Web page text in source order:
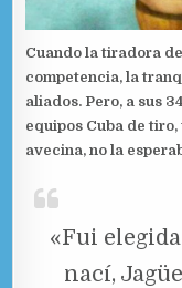
Cuando la tiradora
competencia, la
aliados. Pero, a sus
equipos Cuba de
avecina, no la
«Fui
nací,